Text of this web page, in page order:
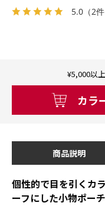
5.0 （2件
¥5,000以
カラ
商品説明
個性的で目を引くカ
ーフにした小物ポーチ